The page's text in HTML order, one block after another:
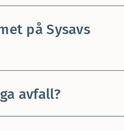
på Sysavs
avfall?